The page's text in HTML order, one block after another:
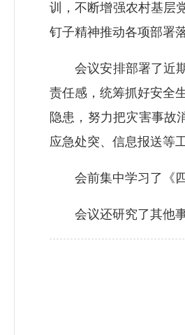
训，不断增强农村基层
钉子精神推动各项部署
会议安排部署了近期
责任感，统筹抓好安全
隐患，努力把灾害事故
应急处突、信息报送等
会前集中学习了《四
会议还研究了其他事